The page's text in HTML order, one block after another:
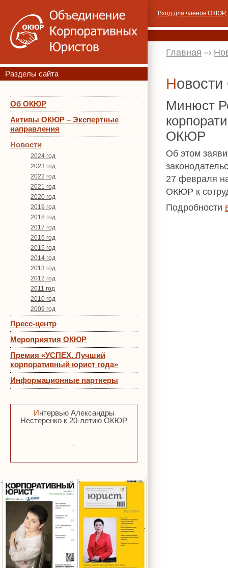
Разделы сайта
Об ОКЮР
Активы ОКЮР – Экспертные
направления
Новости
2024 год
2023 год
2022 год
2021 год
2020 год
2019 год
2018 год
2017 год
2016 год
2015 год
2014 год
2013 год
2012 год
2011 год
2010 год
2009 год
Пресс-центр
Мероприятия ОКЮР
Премия «УСПЕХ. Лучший
корпоративный юрист года»
Информационные партнеры
Интервью Александры
Нестеренко к 20-летию ОКЮР
Вход для членов ОКЮР,
Главная
Минюст
ОКЮР
Об этом
27 февраля
ОКЮР к
Подробности